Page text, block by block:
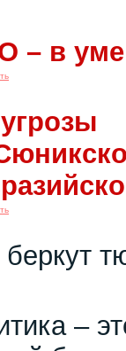
– в уме
–